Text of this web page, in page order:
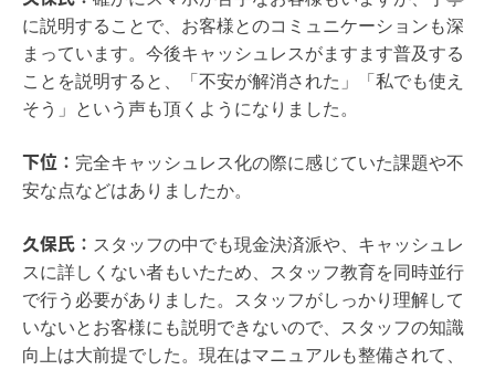
に説明することで、お客様とのコミュニケーションも深
まっています。今後キャッシュレスがますます普及する
ことを説明すると、「不安が解消された」「私でも使え
そう」という声も頂くようになりました。
下位： 完全キャッシュレス化の際に感じていた課題や不
安な点などはありましたか。
久保氏： スタッフの中でも現金決済派や、キャッシュレ
スに詳しくない者もいたため、スタッフ教育を同時並行
で行う必要がありました。スタッフがしっかり理解して
いないとお客様にも説明できないので、スタッフの知識
向上は大前提でした。現在はマニュアルも整備されて、